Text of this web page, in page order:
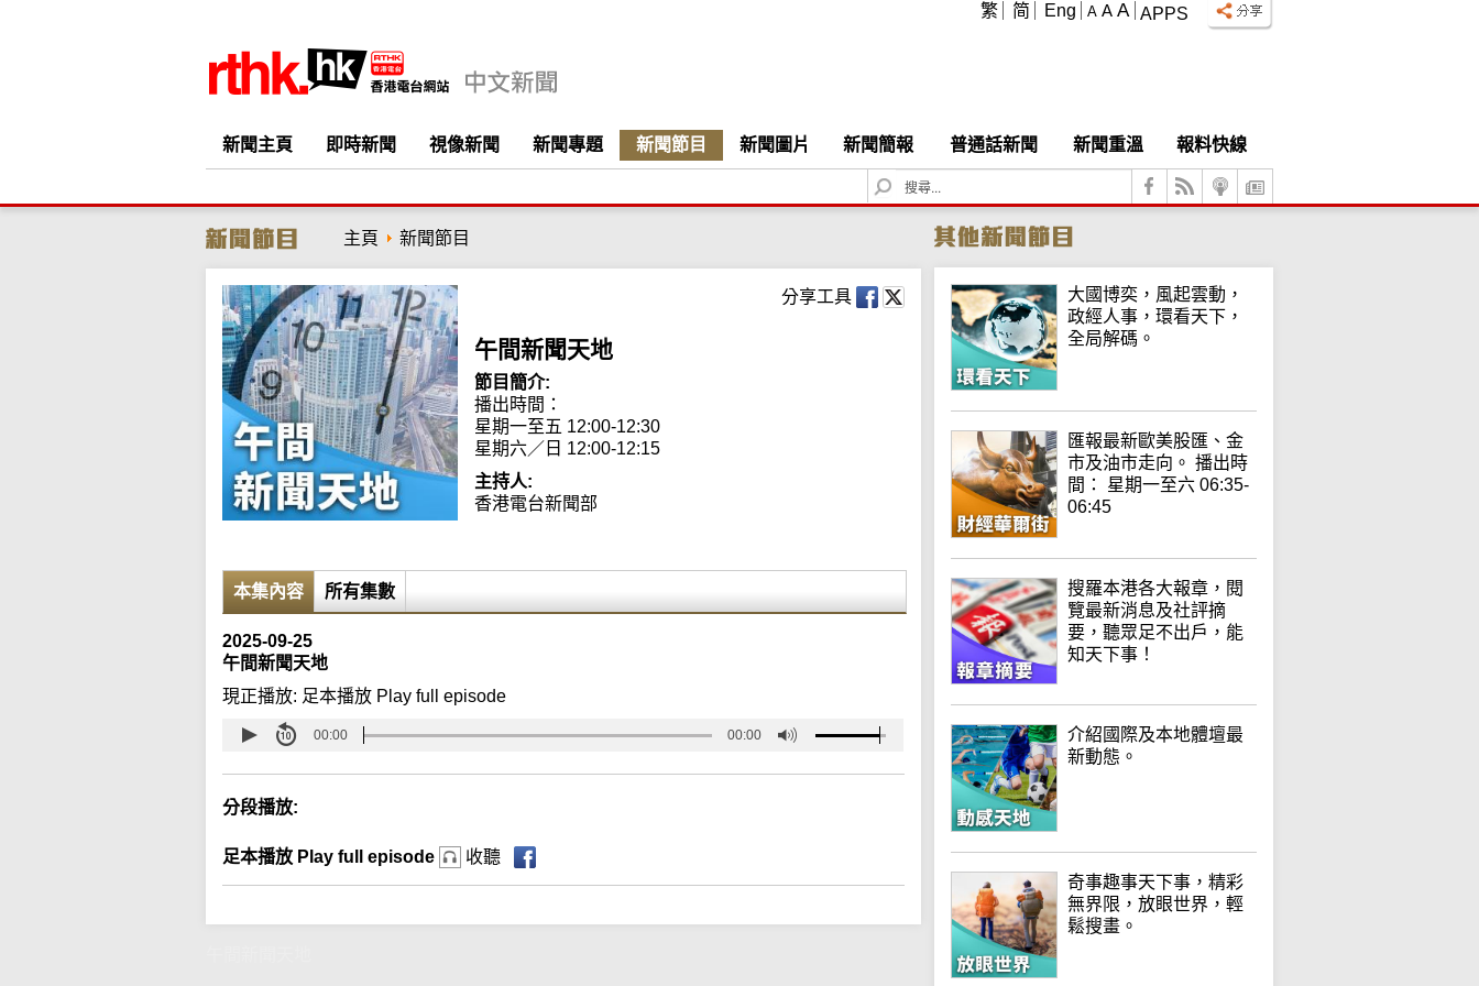
APPS
A A A
繁 简 Eng
新聞主頁 即時新聞 視像新聞 新聞專題 新聞節目 新聞圖片 新聞簡報 普通話新聞 新聞重溫
報料快線
S
e
c
h
主頁 新聞節目
分享工具
午間新聞天地
節目簡介:
播出時間：
星期一至五 12:00-12:30
星期六／日 12:00-12:15
主持人:
香港電台新聞部
本集內容 所有集數
2025-09-25
午間新聞天地
現正播放: 足本播放 Play full episode
00:00 00:00
分段播放:
足本播放 Play full episode 收聽
大國博奕，風起雲動，
政經人事，環看天下，
全局解碼。
匯報最新歐美股匯、金
市及油市走向。 播出時
間： 星期一至六 06:35-
06:45
搜羅本港各大報章，閱
覽最新消息及社評摘
要，聽眾足不出戶，能
知天下事！
介紹國際及本地體壇最
新動態。
奇事趣事天下事，精彩
無界限，放眼世界，輕
鬆搜畫。